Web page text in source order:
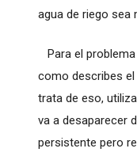
agua de riego sea
Para el
como describes
trata de eso,
va a desaparecer
persistente pero